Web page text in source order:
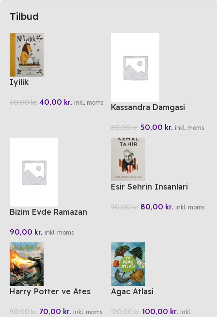
Tilbud
Iyilik
60,00kr. 40,00 kr. inkl. moms Kassandra Damgasi
60,00kr. 50,00 kr. inkl. moms
Bizim Evde Ramazan
90,00 kr. inkl. moms
Esir Sehrin Insanlari
90,00kr. 80,00 kr. inkl. moms
Harry Potter ve Ates
90,00kr. 70,00 kr. inkl. moms
Agac Atlasi
120,00kr. 100,00 kr. inkl.